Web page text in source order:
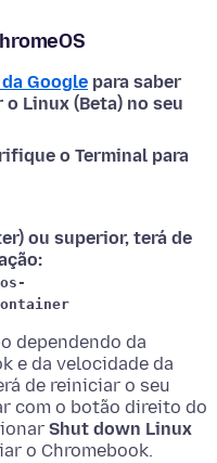
Google para saber
Linux (Beta) no seu
o Terminal para
ou superior, terá de
dependendo da
e da velocidade da
de reiniciar o seu
com o botão direito do
Shut down Linux
o Chromebook.